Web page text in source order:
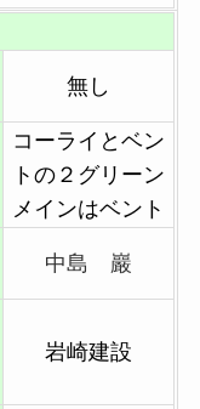
無し
コーライとベン
トの２グリーン
メインはベント
中島 巖
岩崎建設